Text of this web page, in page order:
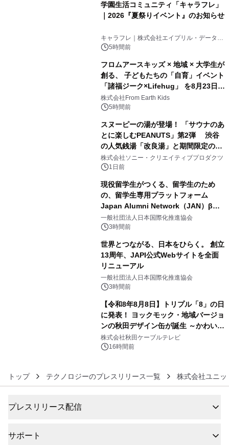
学園生活コミュニティ「キャラフレ」
｜2026『夏祭りイベント』のお知らせ
キャラフレ｜株式会社エイプリル・データ・
デザインズ
5時間前
フロムアースキッズ × 地域 × 大学生が
創る、 子どもたちの「自育」イベント
「諸福ジーク×Lifehug」 を8月23日
(日)開催
株式会社From Earth Kids
5時間前
スヌーピーの湯が登場！ 「サウナのあ
とに楽しむPEANUTS」第2弾 渋谷
の人気銭湯「改良湯」と期間限定のコ
ラボレーション サウナイキタイコラ
ボグッズも発売決定！
株式会社ソニー・クリエイティブプロダクツ
1日前
現役留学生がつくる、留学生のため
の、留学生専用プラットフォーム
Japan Alumni Network（JAN）β版
をリリース
一般社団法人日本国際化推進協会
3時間前
世界とつながる、日本をひらく。 創立
13周年、JAPI公式Webサイトを全面
リニューアル
一般社団法人日本国際化推進協会
3時間前
【令和8年8月8日】トリプル「8」の日
に発表！ ヨックモック・地域バージョ
ンの秋田デザイン缶が誕生 ～かわいい
秋田犬の子犬と秋田の四季と名所を巡
るパッケージ～ 9月1日(火)秋田県内で
株式会社秋田ケーブルテレビ
16時間前
トップ テクノロジーのプレスリリース一覧 株式会社ユニッ
プレスリリース配信
サポート